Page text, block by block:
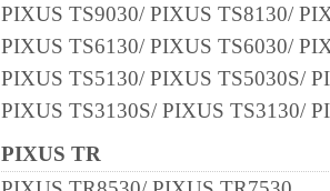
PIXUS TS9030/ PIXUS TS8130/
PIXUS TS6130/ PIXUS TS6030/
PIXUS TS5130/ PIXUS TS5030S/
PIXUS TS3130S/ PIXUS TS3130/
PIXUS TR